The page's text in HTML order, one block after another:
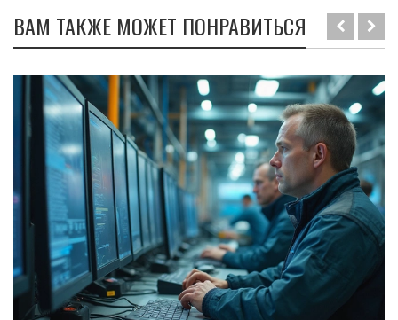
ВАМ ТАКЖЕ МОЖЕТ ПОНРАВИТЬСЯ